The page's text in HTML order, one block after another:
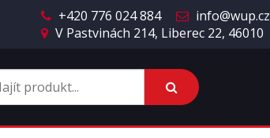
+420 776 024 884
info@wup.cz
V Pastvinách 214, Liberec 22, 46010